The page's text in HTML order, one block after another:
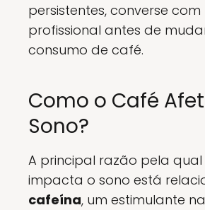
persistentes, converse com
profissional antes de
consumo de café.
Como o Café
Sono?
A principal razão pela
impacta o sono está
cafeína, um estimulante